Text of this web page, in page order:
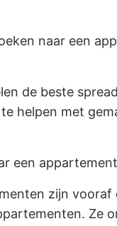
naar een
de beste
helpen met
een
zijn
Ze